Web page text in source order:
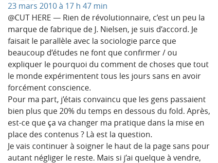
23 mars 2010 à 17 h 47 min
@CUT HERE — Rien de révolutionnaire, c’est un peu la
marque de fabrique de J. Nielsen, je suis d’accord. Je
faisait le parallèle avec la sociologie parce que
beaucoup d’études ne font que confirmer / ou
expliquer le pourquoi du comment de choses que tout
le monde expérimentent tous les jours sans en avoir
forcément conscience.
Pour ma part, j’étais convaincu que les gens passaient
bien plus que 20% du temps en dessous du fold. Après,
est-ce que ça va changer ma pratique dans la mise en
place des contenus ? Là est la question.
Je vais continuer à soigner le haut de la page sans pour
autant négliger le reste. Mais si j’ai quelque à vendre,